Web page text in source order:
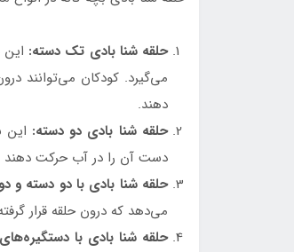
حلقه شنا بادی تک دسته:
می‌گیرد. کودکان می‌توانند
دهند.
حلقه شنا بادی دو دسته:
دست آن را در آب حرکت دهند
حلقه شنا بادی با دو دسته و دو
می‌دهد که درون حلقه قرار
حلقه شنا بادی با